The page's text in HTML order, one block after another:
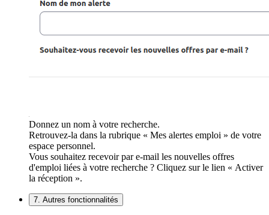
Donnez un nom à votre recherche.
Retrouvez-la dans la rubrique « Mes alertes emploi » de votre
espace personnel.
Vous souhaitez recevoir par e-mail les nouvelles offres
d'emploi liées à votre recherche ? Cliquez sur le lien « Activer
la réception ».
7. Autres fonctionnalités